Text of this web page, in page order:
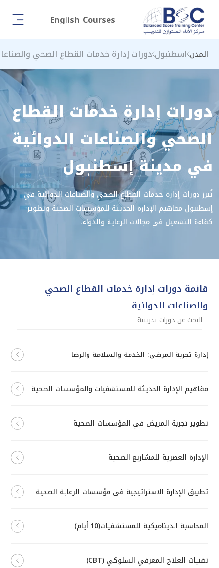
English Courses
المدن اسطنبول دورات إدارة خدمات القطاع الصحي
دورات إدارة خدمات القطاع
الصحي والصناعات الدوائية
في مدينة إسطنبول
تُبرز دورات إدارة خدمات القطاع الصحي والصناعات الدوائية في
إسطنبول مفاهيم الإدارة الحديثة للمؤسسات الصحية وتطوير
كفاءة التشغيل في مجالات الرعاية والدواء.
قائمة دورات إدارة خدمات القطاع الصحي
والصناعات الدوائية
إدارة تجربة المرضى: الخدمة والسلامة والرضا
مفاهيم الإدارة الحديثة للمستشفيات والمؤسسات الصحية
تطوير تجربة المريض في المؤسسات الصحية
الإدارة العصرية للمشاريع الصحية
تطبيق الإدارة الاستراتيجية في مؤسسات الرعاية الصحية
المحاسبة الديناميكية للمستشفيات(10 أيام)
تقنيات العلاج المعرفي السلوكي (CBT)